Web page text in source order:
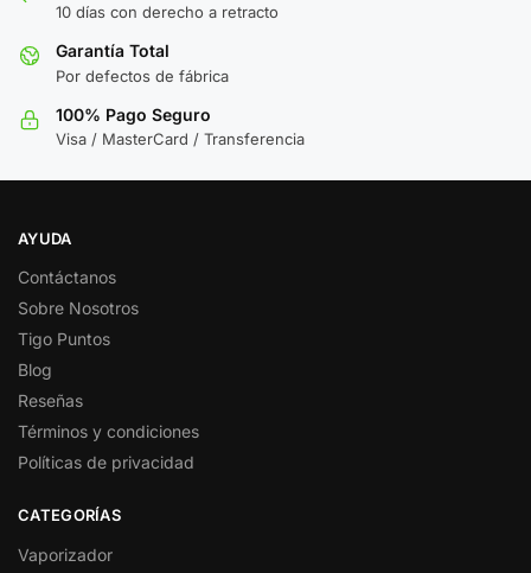
10 días con derecho a retracto
Garantía Total
Por defectos de fábrica
100% Pago Seguro
Visa / MasterCard / Transferencia
AYUDA
Contáctanos
Sobre Nosotros
Tigo Puntos
Blog
Reseñas
Términos y condiciones
Políticas de privacidad
CATEGORÍAS
Vaporizador